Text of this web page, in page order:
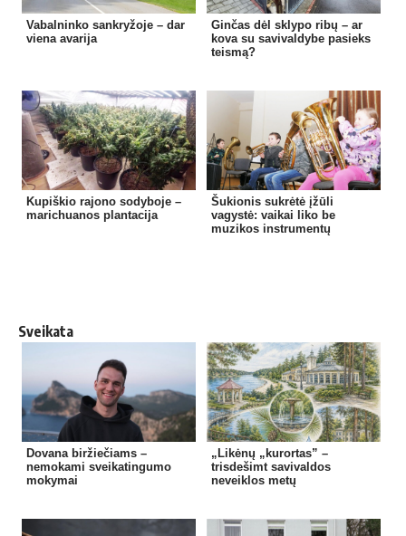
Vabalninko sankryžoje – dar
viena avarija
Ginčas dėl sklypo ribų – ar
kova su savivaldybe pasieks
teismą?
Kupiškio rajono sodyboje –
marichuanos plantacija
Šukionis sukrėtė įžūli
vagystė: vaikai liko be
muzikos instrumentų
Sveikata
Dovana biržiečiams –
nemokami sveikatingumo
mokymai
„Likėnų „kurortas” –
trisdešimt savivaldos
neveiklos metų